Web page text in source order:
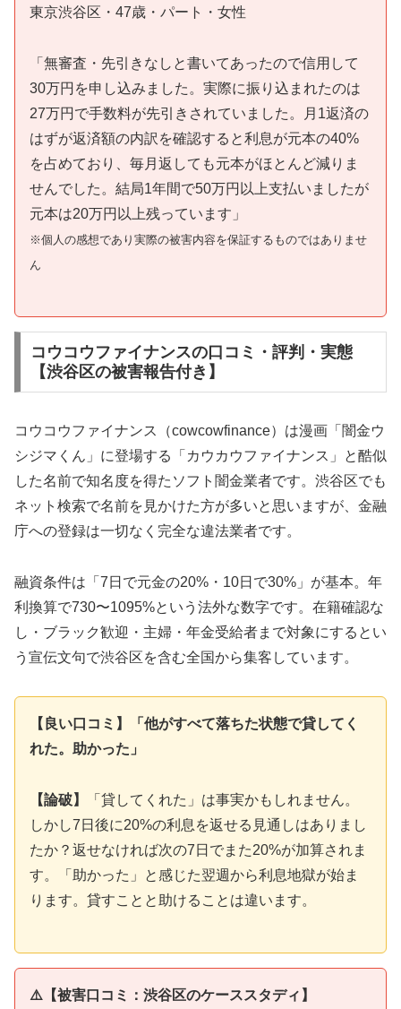
東京渋谷区・47歳・パート・女性
「無審査・先引きなしと書いてあったので信用して
30万円を申し込みました。実際に振り込まれたのは
27万円で手数料が先引きされていました。月1返済の
はずが返済額の内訳を確認すると利息が元本の40%
を占めており、毎月返しても元本がほとんど減りま
せんでした。結局1年間で50万円以上支払いましたが
元本は20万円以上残っています」
※個人の感想であり実際の被害内容を保証するものではありませ
ん
コウコウファイナンスの口コミ・評判・実態
【渋谷区の被害報告付き】
コウコウファイナンス（cowcowfinance）は漫画「闇金ウ
シジマくん」に登場する「カウカウファイナンス」と酷似
した名前で知名度を得たソフト闇金業者です。渋谷区でも
ネット検索で名前を見かけた方が多いと思いますが、金融
庁への登録は一切なく完全な違法業者です。
融資条件は「7日で元金の20%・10日で30%」が基本。年
利換算で730〜1095%という法外な数字です。在籍確認な
し・ブラック歓迎・主婦・年金受給者まで対象にするとい
う宣伝文句で渋谷区を含む全国から集客しています。
【良い口コミ】「他がすべて落ちた状態で貸してく
れた。助かった」
【論破】
「貸してくれた」は事実かもしれません。
しかし7日後に20%の利息を返せる見通しはありまし
たか？返せなければ次の7日でまた20%が加算されま
す。「助かった」と感じた翌週から利息地獄が始ま
ります。貸すことと助けることは違います。
⚠️【被害口コミ：渋谷区のケーススタディ】